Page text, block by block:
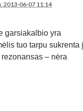
2013-06-07 11:14
garsiakalbio yra
tuo tarpu sukrenta į
– nėra